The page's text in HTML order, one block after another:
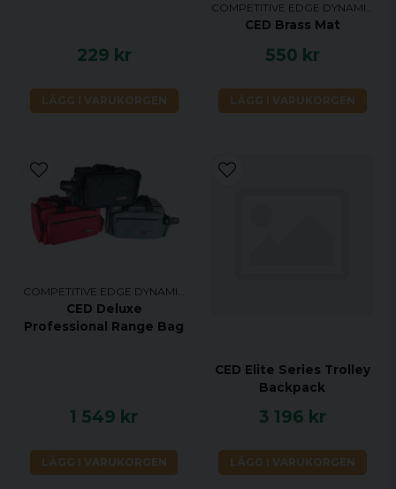
229 kr
LÄGG I VARUKORGEN
COMPETITIVE EDGE DYNAMICS
CED Brass Mat
550 kr
LÄGG I VARUKORGEN
COMPETITIVE EDGE DYNAMICS
CED Deluxe
Professional Range Bag
1 549 kr
LÄGG I VARUKORGEN
CED Elite Series Trolley
Backpack
3 196 kr
LÄGG I VARUKORGEN